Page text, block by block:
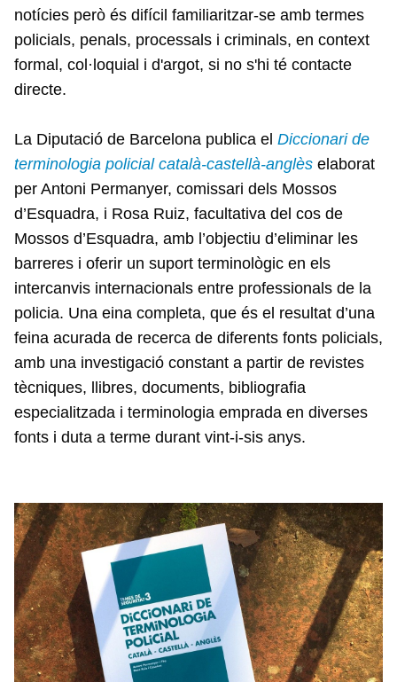
notícies però és difícil familiaritzar-se amb termes
policials, penals, processals i criminals, en context
formal, col·loquial i d'argot, si no s'hi té contacte
directe.
La Diputació de Barcelona publica el Diccionari de
terminologia policial català-castellà-anglès elaborat
per Antoni Permanyer, comissari dels Mossos
d’Esquadra, i Rosa Ruiz, facultativa del cos de
Mossos d’Esquadra, amb l’objectiu d’eliminar les
barreres i oferir un suport terminològic en els
intercanvis internacionals entre professionals de la
policia. Una eina completa, que és el resultat d’una
feina acurada de recerca de diferents fonts policials,
amb una investigació constant a partir de revistes
tècniques, llibres, documents, bibliografia
especialitzada i terminologia emprada en diverses
fonts i duta a terme durant vint-i-sis anys.